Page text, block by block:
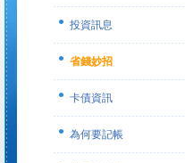
投資訊息
省錢妙招
卡債資訊
為何要記帳